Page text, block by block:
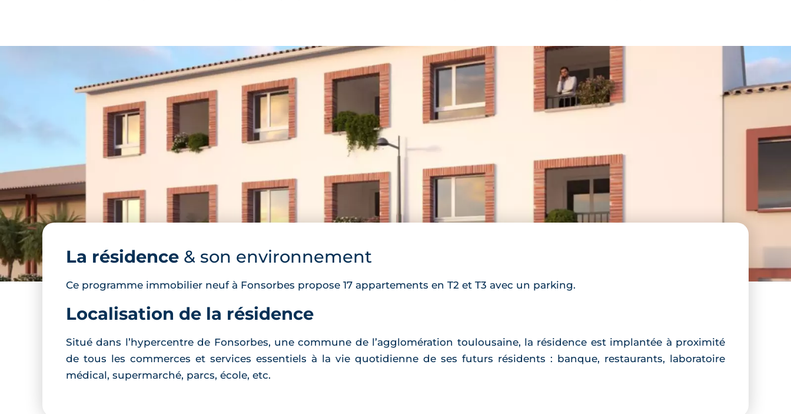
La résidence & son environnement
Ce programme immobilier neuf à Fonsorbes propose 17 appartements en T2 et T3 avec un parking.
Localisation de la résidence
Situé dans l’hypercentre de Fonsorbes, une commune de l’agglomération toulousaine, la résidence est implantée à proximité
de tous les commerces et services essentiels à la vie quotidienne de ses futurs résidents : banque, restaurants, laboratoire
médical, supermarché, parcs, école, etc.